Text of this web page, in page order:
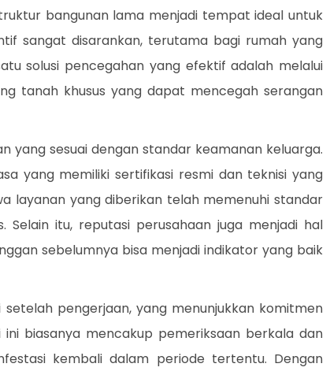
bangunan lama menjadi tempat ideal untuk
sangat disarankan, terutama bagi rumah yang
solusi pencegahan yang efektif adalah melalui
tanah khusus yang dapat mencegah serangan
yang sesuai dengan standar keamanan keluarga.
yang memiliki sertifikasi resmi dan teknisi yang
layanan yang diberikan telah memenuhi standar
itu, reputasi perusahaan juga menjadi hal
sebelumnya bisa menjadi indikator yang baik
pengerjaan, yang menunjukkan komitmen
biasanya mencakup pemeriksaan berkala dan
kembali dalam periode tertentu. Dengan